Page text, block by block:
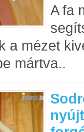
A fa
a mézet
mártva..